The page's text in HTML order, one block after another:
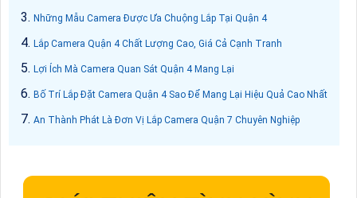
Những Mẫu Camera Được Ưa Chuộng Lắp Tại Quận 4
Lắp Camera Quận 4 Chất Lượng Cao, Giá Cả Cạnh Tranh
Lợi Ích Mà Camera Quan Sát Quận 4 Mang Lại
Bố Trí Lắp Đặt Camera Quận 4 Sao Để Mang Lại Hiệu Quả Cao Nhất
An Thành Phát Là Đơn Vị Lắp Camera Quận 7 Chuyên Nghiệp